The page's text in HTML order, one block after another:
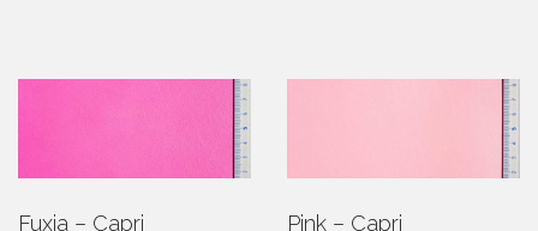
Fuxia – Capri Pink – Capri